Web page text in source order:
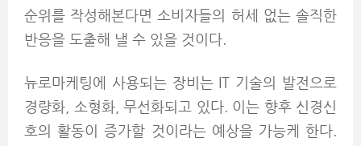
순위를 작성해본다면 소비자들의 허세 없는 솔직한
반응을 도출해 낼 수 있을 것이다.
뉴로마케팅에 사용되는 장비는 IT 기술의 발전으로
경량화, 소형화, 무선화되고 있다. 이는 향후 신경신
호의 활동이 증가할 것이라는 예상을 가능케 한다.